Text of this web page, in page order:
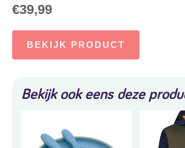
€39,99
BEKIJK PRODUCT
Bekijk ook eens deze